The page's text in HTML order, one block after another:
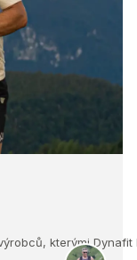
kterými